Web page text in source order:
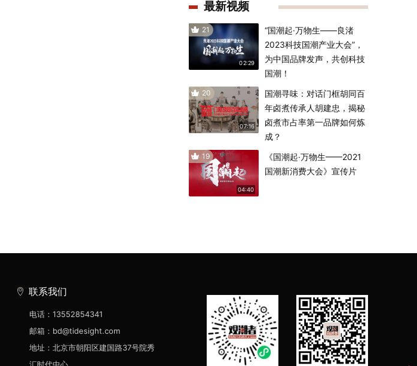
最新视频
21
02:29
“国潮起·万物生——良渚
2023科技国潮产业大会”，
为中国品牌发声，共创科技
国潮！
20
07:16
国潮寻味：对话门框胡同百
年卤煮传承人胡建忠，揭秘
卤煮市占率第一品牌如何炼
成？
19
04:40
《国潮起·万物生——2021
国潮新消费大会》宣传片
联系我们
电话：13552854341
邮箱：bd@tidesight.com
地址：北京市朝阳区建国路37号院秀